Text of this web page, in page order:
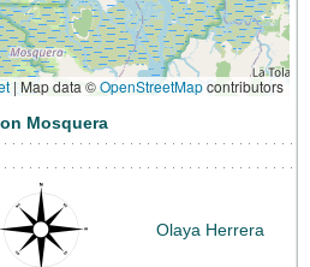
|Map data ©OpenStreetMapcontributors
Mosquera
Olaya Herrera